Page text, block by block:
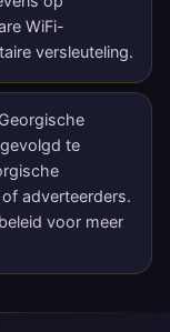
WiFi-
versleuteling.
te
adverteerders.
voor meer